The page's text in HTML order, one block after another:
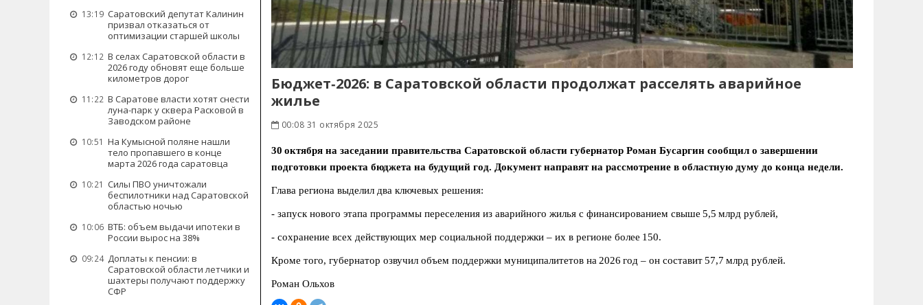
13:19 Саратовский депутат Калинин
призвал отказаться от
оптимизации старшей школы
12:12 В селах Саратовской области в
2026 году обновят еще больше
километров дорог
11:22 В Саратове власти хотят снести
луна-парк у сквера Расковой в
Заводском районе
10:51 На Кумысной поляне нашли
тело пропавшего в конце
марта 2026 года саратовца
10:21 Силы ПВО уничтожали
беспилотники над Саратовской
областью ночью
10:06 ВТБ: объем выдачи ипотеки в
России вырос на 38%
09:24 Доплаты к пенсии: в
Саратовской области летчики и
шахтеры получают поддержку
СФР
Бюджет‑2026: в Саратовской области продолжат расселять аварийное
жилье
00:08 31 октября 2025
30 октября на заседании правительства Саратовской области губернатор Роман Бусаргин сообщил о завершении
подготовки проекта бюджета на будущий год. Документ направят на рассмотрение в областную думу до конца недели.
Глава региона выделил два ключевых решения:
- запуск нового этапа программы переселения из аварийного жилья с финансированием свыше 5,5 млрд рублей,
- сохранение всех действующих мер социальной поддержки – их в регионе более 150.
Кроме того, губернатор озвучил объем поддержки муниципалитетов на 2026 год – он составит 57,7 млрд рублей.
Роман Ольхов